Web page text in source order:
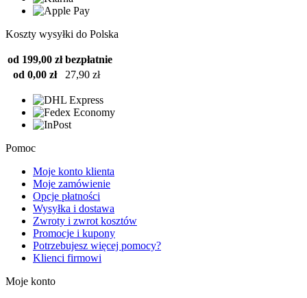
Koszty wysyłki do Polska
od 199,00 zł bezpłatnie
od 0,00 zł
27,90 zł
Pomoc
Moje konto klienta
Moje zamówienie
Opcje płatności
Wysyłka i dostawa
Zwroty i zwrot kosztów
Promocje i kupony
Potrzebujesz więcej pomocy?
Klienci firmowi
Moje konto